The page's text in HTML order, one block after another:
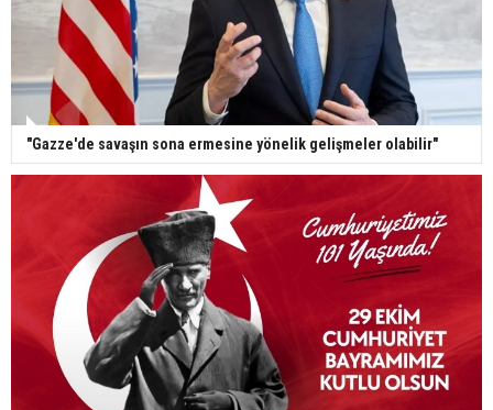
"Gazze'de savaşın sona ermesine yönelik gelişmeler olabilir"